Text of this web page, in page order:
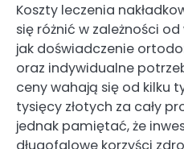
Koszty leczenia
się różnić w zależności
jak doświadczenie
oraz indywidualne
ceny wahają się od kilku
tysięcy złotych za cały
jednak pamiętać, że